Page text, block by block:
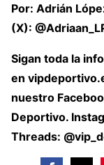
Por: Adrián
(X):
Sigan toda la
en
nuestro
Deportivo.
Threads: